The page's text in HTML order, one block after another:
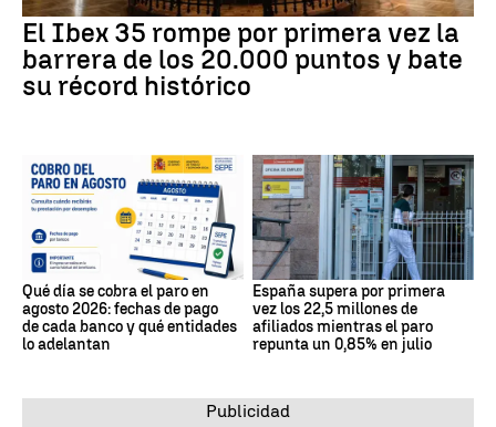
El Ibex 35 rompe por primera vez la
barrera de los 20.000 puntos y bate
su récord histórico
Qué día se cobra el paro en
agosto 2026: fechas de pago
de cada banco y qué entidades
lo adelantan
España supera por primera
vez los 22,5 millones de
afiliados mientras el paro
repunta un 0,85% en julio